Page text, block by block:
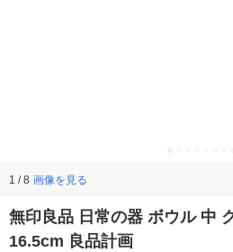
1 / 8 画像を見る
無印良品 日常の器 ボウル 中
16.5cm 良品計画